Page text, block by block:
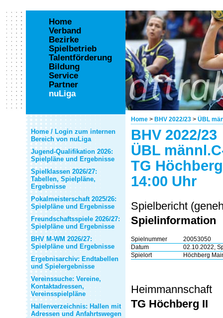
Home > BHV 2022/23 > ÜBL
Home
Verband
Bezirke
Spielbetrieb
Talentförderung
Bildung
Service
Partner
nuLiga
Home / Login zum internen
Bereich von nuLiga
Jugend-Qualifikation 2026:
Spielpläne und Ergebnisse
Spielklassen 2026/27:
Tabellen, Spielpläne,
Ergebnisse
Pokalmeisterschaft 2025/26:
Spielpläne und Ergebnisse
Freundschaftsspiele 2026/27:
Spielpläne und Ergebnisse
BHV M-WM 2026/27:
Spielpläne und Ergebnisse
Ergebnisarchiv: Endtabellen
und Spielergebnisse
Vereinssuche: Vereine,
Kontaktadressen,
Vereinsspielpläne
Hallenverzeichnis: Hallen mit
Adressen und Anfahrtswegen
BHV 2022/23
ÜBL
TG
14:00 Uhr
Spielbericht
Spielinformation
Spielnummer
20053050
Datum
02.10.2022,
Spielort
Höchberg
Heimmannschaft
TG Höchberg II